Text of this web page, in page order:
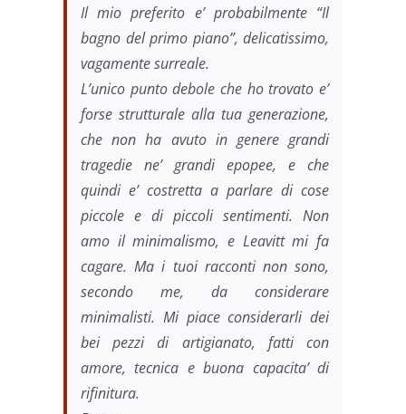
Il mio preferito e’ probabilmente “Il
bagno del primo piano”, delicatissimo,
vagamente surreale.
L’unico punto debole che ho trovato e’
forse strutturale alla tua generazione,
che non ha avuto in genere grandi
tragedie ne’ grandi epopee, e che
quindi e’ costretta a parlare di cose
piccole e di piccoli sentimenti. Non
amo il minimalismo, e Leavitt mi fa
cagare. Ma i tuoi racconti non sono,
secondo me, da considerare
minimalisti. Mi piace considerarli dei
bei pezzi di artigianato, fatti con
amore, tecnica e buona capacita’ di
rifinitura.